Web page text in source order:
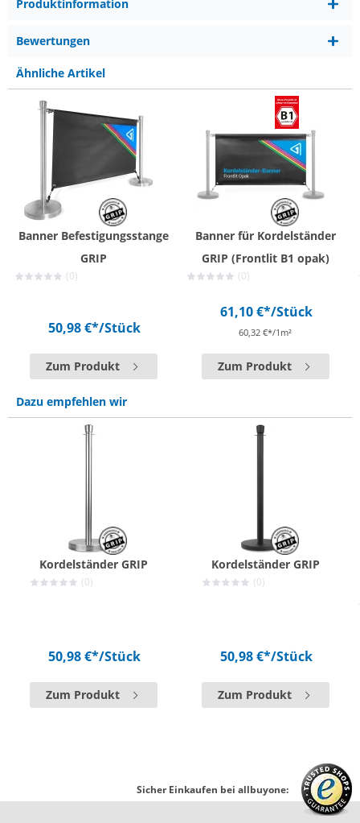
Produktinformation
Bewertungen
Ähnliche Artikel
Banner Befestigungsstange
GRIP
(0)
50,98 €*/Stück
Zum Produkt
Banner für Kordelständer
GRIP (Frontlit B1 opak)
(0)
61,10 €*/Stück
60,32 €*/1m²
Zum Produkt
Dazu empfehlen wir
Kordelständer GRIP
(0)
50,98 €*/Stück
Zum Produkt
Kordelständer GRIP
(0)
50,98 €*/Stück
Zum Produkt
Sicher Einkaufen bei allbuyone: